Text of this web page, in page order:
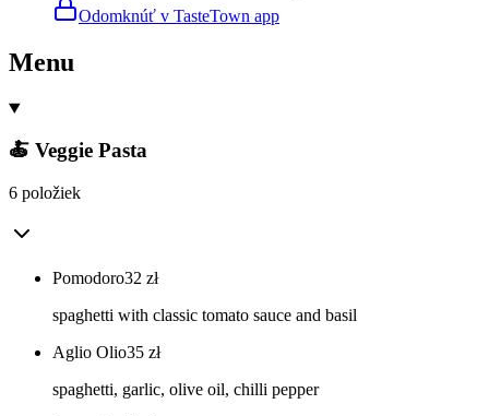
Odomknúť v TasteTown app
Menu
🍝 Veggie Pasta
6 položiek
Pomodoro32 zł
spaghetti with classic tomato sauce and basil
Aglio Olio35 zł
spaghetti, garlic, olive oil, chilli pepper